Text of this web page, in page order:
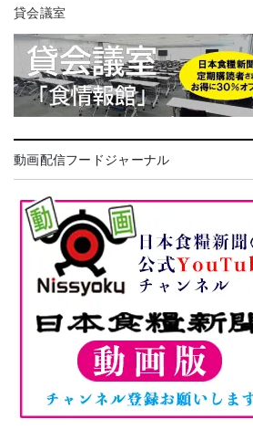
貸会議室
動画配信フードジャーナル